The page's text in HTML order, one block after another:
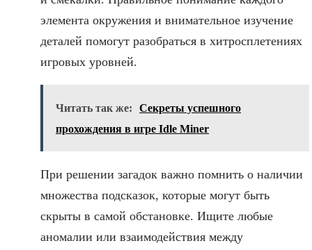
элемента окружения и внимательное изучение
деталей помогут разобраться в хитросплетениях
игровых уровней.
Читать так же:
Секреты успешного
прохождения в игре Idle Miner
При решении загадок важно помнить о наличии
множества подсказок, которые могут быть
скрыты в самой обстановке. Ищите любые
аномалии или взаимодействия между